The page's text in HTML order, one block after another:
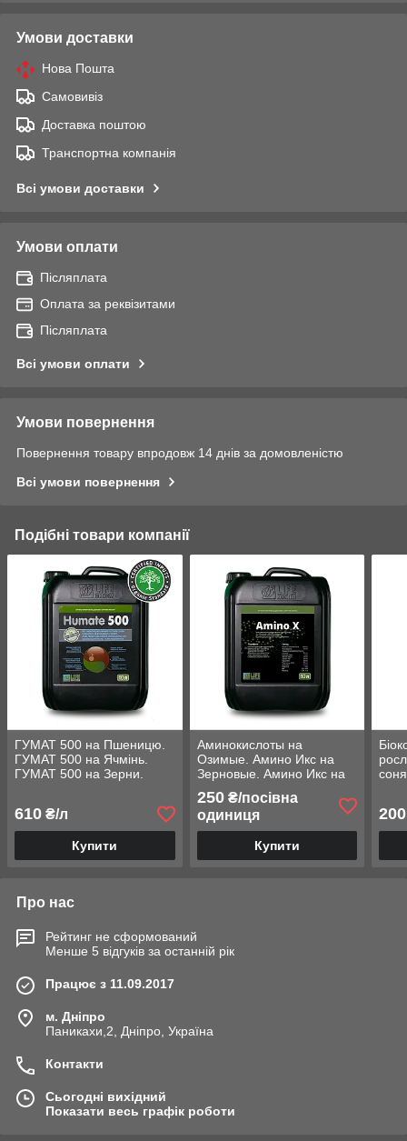
Умови доставки
Нова Пошта
Самовивіз
Доставка поштою
Транспортна компанія
Всі умови доставки
Умови оплати
Післяплата
Оплата за реквізитами
Післяплата
Всі умови оплати
Умови повернення
Повернення товару впродовж 14 днів за домовленістю
Всі умови повернення
Подібні товари компанії
ГУМАТ 500 на Пшеницю.
ГУМАТ 500 на Ячмінь.
ГУМАТ 500 на Зерни.
610 ₴/л
Купити
Аминокислоты на
Озимые. Амино Икс на
Зерновые. Амино Икс на
Пшеницу, Ячмень. Норма
0,2-0,4л/га. Тара 10л.
250₴/посівна
одиниця
Купити
200
Про нас
Рейтинг не сформований
Менше 5 відгуків за останній рік
Працює з 11.09.2017
м. Дніпро
Паникахи,2, Дніпро, Україна
Контакти
Сьогодні вихідний
Показати весь графік роботи